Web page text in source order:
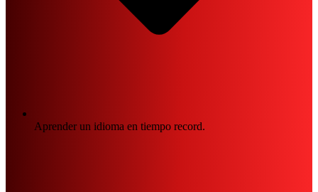
Aprender un idioma en tiempo record.